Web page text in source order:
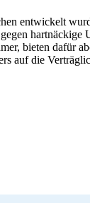
entwickelt
bieten dafür
auf die